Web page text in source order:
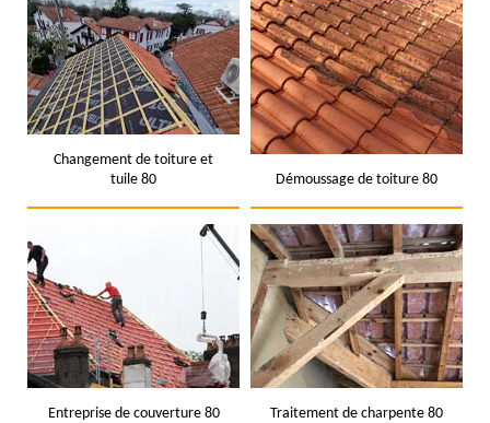
Changement de toiture et
tuile 80
Démoussage de toiture 80
Entreprise de couverture 80 Traitement de charpente 80